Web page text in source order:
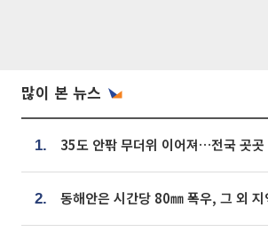
많이 본 뉴스
1.
2.